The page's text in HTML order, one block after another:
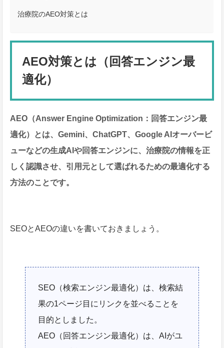
治療院のAEO対策とは
AEO対策とは（回答エンジン最
適化）
AEO（Answer Engine Optimization：回答エンジン最
適化）とは、Gemini、ChatGPT、Google AIオーバービ
ューなどの生成AIや回答エンジンに、治療院の情報を正
しく認識させ、引用元として選ばれるための最適化する
方法のことです。
SEOとAEOの違いを書いておきましょう。
SEO（検索エンジン最適化）は、検索結
果の1ページ目にリンクを並べることを
目的としました。
AEO（回答エンジン最適化）は、AIがユ